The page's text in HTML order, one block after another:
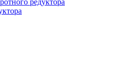
редуктора